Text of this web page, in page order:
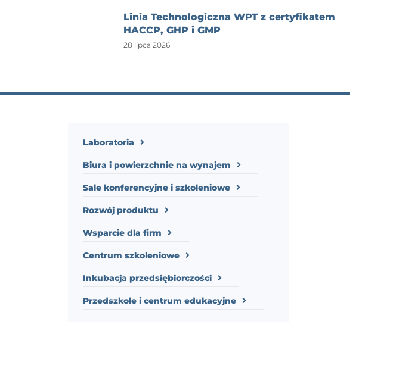
Linia Technologiczna WPT z certyfikatem
HACCP, GHP i GMP
28 lipca 2026
Laboratoria
Biura i powierzchnie na wynajem
Sale konferencyjne i szkoleniowe
Rozwój produktu
Wsparcie dla firm
Centrum szkoleniowe
Inkubacja przedsiębiorczości
Przedszkole i centrum edukacyjne